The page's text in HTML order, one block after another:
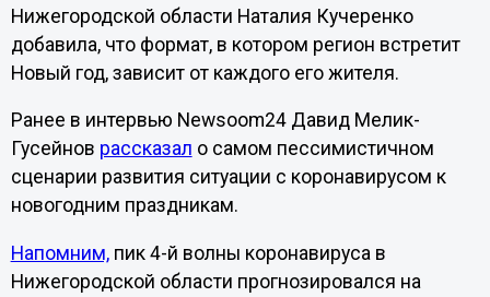
Нижегородской области Наталия Кучеренко
добавила, что формат, в котором регион встретит
Новый год, зависит от каждого его жителя.
Ранее в интервью Newsoom24 Давид Мелик-
Гусейнов рассказал о самом пессимистичном
сценарии развития ситуации с коронавирусом к
новогодним праздникам.
Напомним,пик 4-й волны коронавируса в
Нижегородской области прогнозировался на